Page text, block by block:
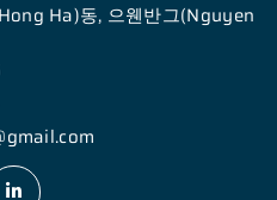
Ha)동, 으웬반그(Nguyen